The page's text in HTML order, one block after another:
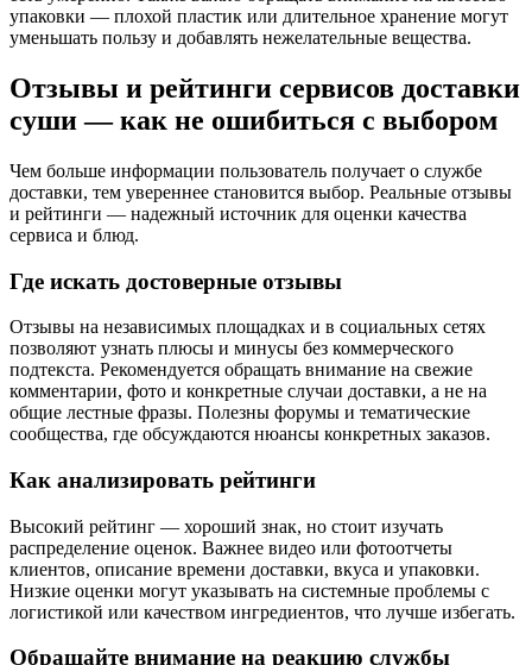
упаковки — плохой пластик или длительное хранение могут
уменьшать пользу и добавлять нежелательные вещества.
Отзывы и рейтинги сервисов доставки
суши — как не ошибиться с выбором
Чем больше информации пользователь получает о службе
доставки, тем увереннее становится выбор. Реальные отзывы
и рейтинги — надежный источник для оценки качества
сервиса и блюд.
Где искать достоверные отзывы
Отзывы на независимых площадках и в социальных сетях
позволяют узнать плюсы и минусы без коммерческого
подтекста. Рекомендуется обращать внимание на свежие
комментарии, фото и конкретные случаи доставки, а не на
общие лестные фразы. Полезны форумы и тематические
сообщества, где обсуждаются нюансы конкретных заказов.
Как анализировать рейтинги
Высокий рейтинг — хороший знак, но стоит изучать
распределение оценок. Важнее видео или фотоотчеты
клиентов, описание времени доставки, вкуса и упаковки.
Низкие оценки могут указывать на системные проблемы с
логистикой или качеством ингредиентов, что лучше избегать.
Обращайте внимание на реакцию службы